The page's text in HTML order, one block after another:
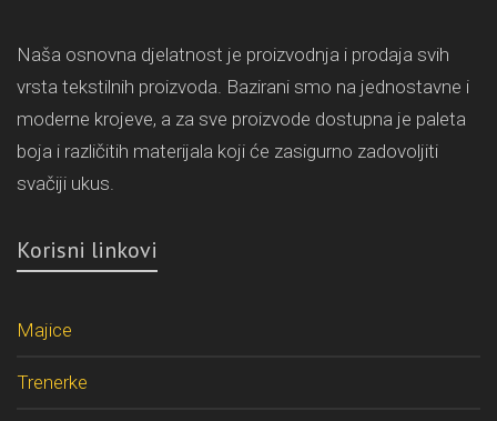
Naša osnovna djelatnost je proizvodnja i prodaja svih
vrsta tekstilnih proizvoda. Bazirani smo na jednostavne i
moderne krojeve, a za sve proizvode dostupna je paleta
boja i različitih materijala koji će zasigurno zadovoljiti
svačiji ukus.
Korisni linkovi
Majice
Trenerke